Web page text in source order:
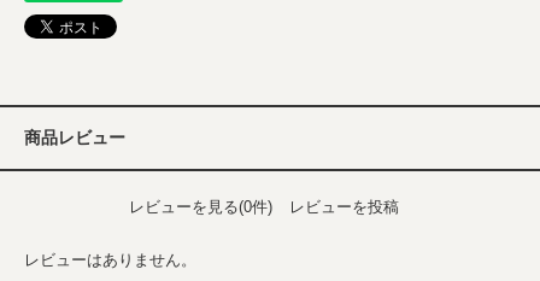
商品レビュー
レビューを見る(0件) レビューを投稿
レビューはありません。